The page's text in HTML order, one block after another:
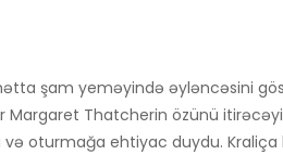
şam yeməyində əyləncəsini
Margaret Thatcherin özünü
və oturmağa ehtiyac duydu. Kraliça